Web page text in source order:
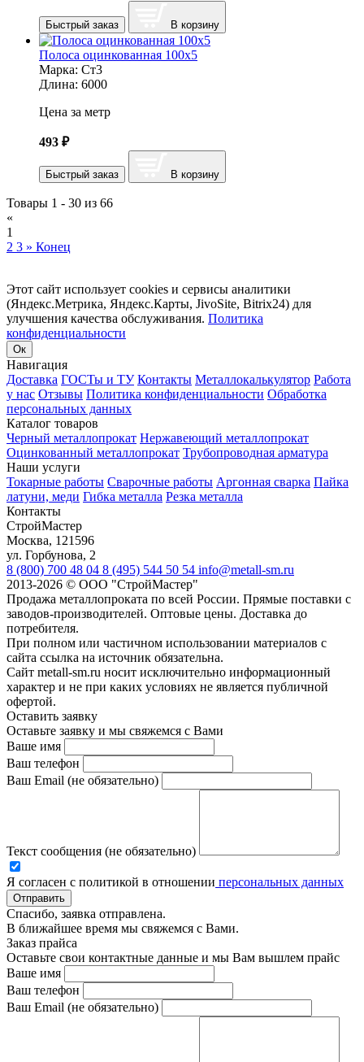
Быстрый заказ В корзину
Полоса оцинкованная 100х5
Марка: Ст3
Длина: 6000
Цена за метр
493 ₽
Быстрый заказ В корзину
Товары 1 - 30 из 66
«
1
2 3 » Конец
Этот сайт использует cookies и сервисы аналитики
(Яндекс.Метрика, Яндекс.Карты, JivoSite, Bitrix24) для
улучшения качества обслуживания. Политика
конфиденциальности
Ок
Навигация
Доставка ГОСТы и ТУ Контакты Металлокалькулятор Работа
у нас Отзывы Политика конфиденциальности Обработка
персональных данных
Каталог товаров
Черный металлопрокат Нержавеющий металлопрокат
Оцинкованный металлопрокат Трубопроводная арматура
Наши услуги
Токарные работы Сварочные работы Аргонная сварка Пайка
латуни, меди Гибка металла Резка металла
Контакты
СтройМастер
Москва, 121596
ул. Горбунова, 2
8 (800) 700 48 04 8 (495) 544 50 54 info@metall-sm.ru
2013-2026 © ООО "СтройМастер"
Продажа металлопроката по всей России. Прямые поставки с
заводов-производителей. Оптовые цены. Доставка до
потребителя.
При полном или частичном использовании материалов с
сайта ссылка на источник обязательна.
Сайт metall-sm.ru носит исключительно информационный
характер и не при каких условиях не является публичной
офертой.
Оставить заявку
Оставьте заявку и мы свяжемся с Вами
Ваше имя
Ваш телефон
Ваш Email (не обязательно)
Текст сообщения (не обязательно)
Я согласен с политикой в отношении персональных данных
Отправить
Спасибо, заявка отправлена.
В ближайшее время мы свяжемся с Вами.
Заказ прайса
Оставьте свои контактные данные и мы Вам вышлем прайс
Ваше имя
Ваш телефон
Ваш Email (не обязательно)